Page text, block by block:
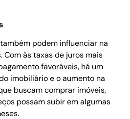
podem influenciar na
Com às taxas de juros mais
favoráveis, há um
imobiliário e o aumento na
buscam comprar imóveis,
possam subir em algumas